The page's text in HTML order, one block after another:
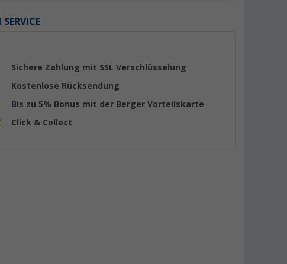
SERVICE
Sichere Zahlung mit SSL Verschlüsselung
Kostenlose Rücksendung
Bis zu 5% Bonus mit der Berger Vorteilskarte
Click & Collect
für